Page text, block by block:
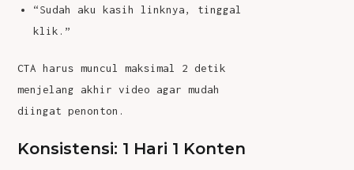
“Sudah aku kasih linknya, tinggal
klik.”
CTA harus muncul maksimal 2 detik
menjelang akhir video agar mudah
diingat penonton.
Konsistensi: 1 Hari 1 Konten